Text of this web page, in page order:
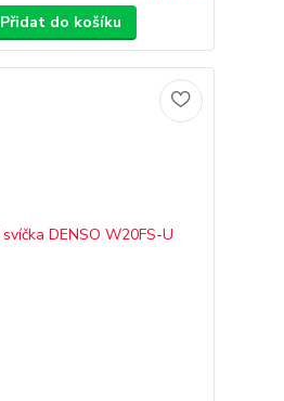
Přidat do košíku